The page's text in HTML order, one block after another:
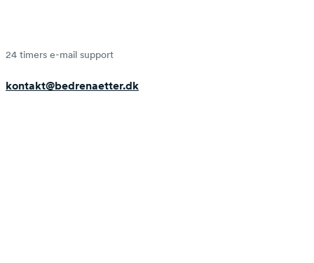
24 timers e-mail support
kontakt@bedrenaetter.dk